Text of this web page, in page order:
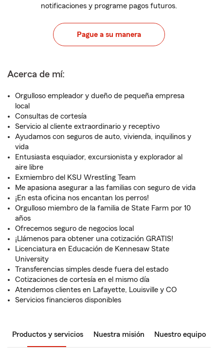
notificaciones y programe pagos futuros.
Pague a su manera
Acerca de mí:
Orgulloso empleador y dueño de pequeña empresa
local
Consultas de cortesía
Servicio al cliente extraordinario y receptivo
Ayudamos con seguros de auto, vivienda, inquilinos y
vida
Entusiasta esquiador, excursionista y explorador al
aire libre
Exmiembro del KSU Wrestling Team
Me apasiona asegurar a las familias con seguro de vida
¡En esta oficina nos encantan los perros!
Orgulloso miembro de la familia de State Farm por 10
años
Ofrecemos seguro de negocios local
¡Llámenos para obtener una cotización GRATIS!
Licenciatura en Educación de Kennesaw State
University
Transferencias simples desde fuera del estado
Cotizaciones de cortesía en el mismo día
Atendemos clientes en Lafayette, Louisville y CO
Servicios financieros disponibles
Productos y servicios Nuestra misión Nuestro equipo